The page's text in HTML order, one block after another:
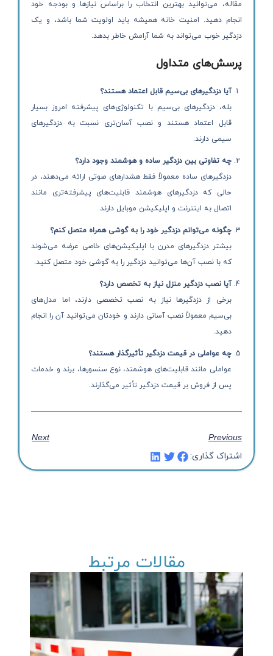
مقاله، می‌توانید بهترین انتخاب را براساس نیازها و بودجه خود
انجام دهید. امنیت خانه همیشه باید اولویت شما باشد، و یک
دزدگیر خوب می‌تواند به شما آرامش خاطر بدهد.
پرسش‌های متداول
آیا دزدگیرهای بی‌سیم قابل اعتماد هستند؟
بله، دزدگیرهای بی‌سیم با تکنولوژی‌های پیشرفته امروز بسیار
قابل اعتماد هستند و نصب آسان‌تری نسبت به دزدگیرهای
سیمی دارند.
چه تفاوتی بین دزدگیر ساده و هوشمند وجود دارد؟
دزدگیرهای ساده معمولاً فقط هشدارهای صوتی ارائه می‌دهند، در
حالی که دزدگیرهای هوشمند قابلیت‌های پیشرفته‌تری مانند
اتصال به اینترنت و اپلیکیشن موبایل دارند.
چگونه می‌توانم دزدگیر خود را به گوشی همراه متصل کنم؟
بیشتر دزدگیرهای مدرن با اپلیکیشن‌های خاصی عرضه می‌شوند
که با نصب آن‌ها می‌توانید دزدگیر را به گوشی خود متصل کنید.
آیا نصب دزدگیر منزل نیاز به تخصص دارد؟
برخی از دزدگیرها نیاز به نصب تخصصی دارند، اما مدل‌های
بی‌سیم معمولاً نصب آسانی دارند و خودتان می‌توانید آن را انجام
دهید.
چه عواملی در قیمت دزدگیر تأثیرگذار هستند؟
عواملی مانند قابلیت‌های هوشمند، نوع سنسورها، برند و خدمات
پس از فروش بر قیمت دزدگیر تأثیر می‌گذارند.
Previous
Next
اشتراک گذاری:
مقالات مرتبط